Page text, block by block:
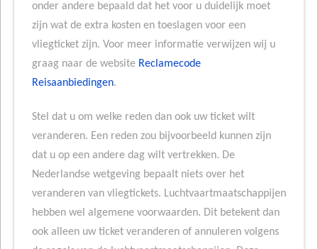
onder andere bepaald dat het voor u duidelijk moet
zijn wat de extra kosten en toeslagen voor een
vliegticket zijn. Voor meer informatie verwijzen wij u
graag naar de website Reclamecode
Reisaanbiedingen.
Stel dat u om welke reden dan ook uw ticket wilt
veranderen. Een reden zou bijvoorbeeld kunnen zijn
dat u op een andere dag wilt vertrekken. De
Nederlandse wetgeving bepaalt niets over het
veranderen van vliegtickets. Luchtvaartmaatschappijen
hebben wel algemene voorwaarden. Dit betekent dan
ook alleen uw ticket veranderen of annuleren volgens